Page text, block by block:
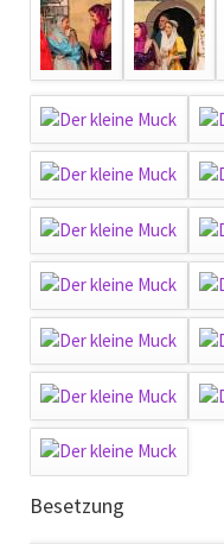
Besetzung